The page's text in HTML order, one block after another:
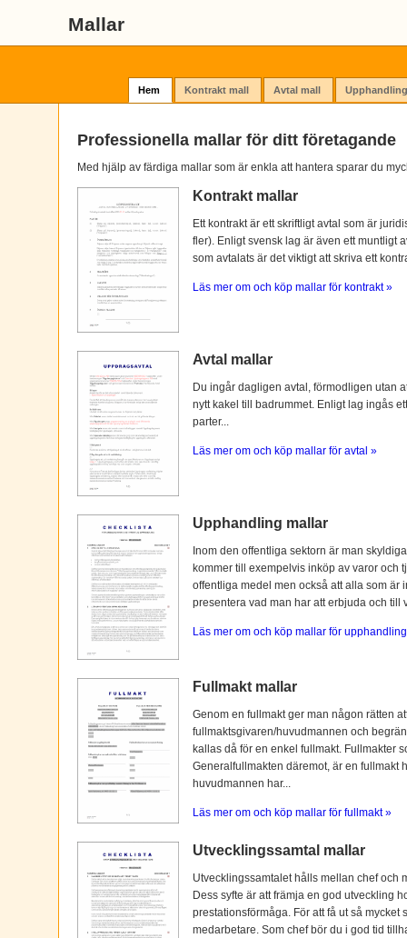
Mallar
Hem Kontrakt mall Avtal mall
Professionella mallar för ditt företagande
Med hjälp av färdiga mallar som är enkla att hantera sparar du
Kontrakt mallar
Ett kontrakt är ett skriftligt avtal som är
fler). Enligt svensk lag är även ett muntligt
som avtalats är det viktigt att skriva ett
Läs mer om och köp mallar för kontrakt »
Avtal mallar
Du ingår dagligen avtal, förmodligen utan
nytt kakel till badrummet. Enligt lag ingås
parter...
Läs mer om och köp mallar för avtal »
Upphandling mallar
Inom den offentliga sektorn är man
kommer till exempelvis inköp av varor och
offentliga medel men också att alla som är
presentera vad man har att erbjuda och till
Läs mer om och köp mallar för
Fullmakt mallar
Genom en fullmakt ger man någon rätten
fullmaktsgivaren/huvudmannen och
kallas då för en enkel fullmakt. Fullmakter
Generalfullmakten däremot, är en fullmakt
huvudmannen har...
Läs mer om och köp mallar för fullmakt »
Utvecklingssamtal mallar
Utvecklingssamtalet hålls mellan chef och
Dess syfte är att främja en god utveckling
prestationsförmåga. För att få ut så
medarbetare. Som chef bör du i god tid